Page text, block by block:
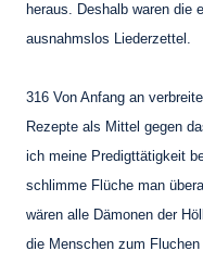
heraus. Deshalb waren die
ausnahmslos Liederzettel.
316 Von Anfang an
Rezepte als Mittel gegen
ich meine Predigttätigkeit
schlimme Flüche man
wären alle Dämonen der
die Menschen zum Fluchen